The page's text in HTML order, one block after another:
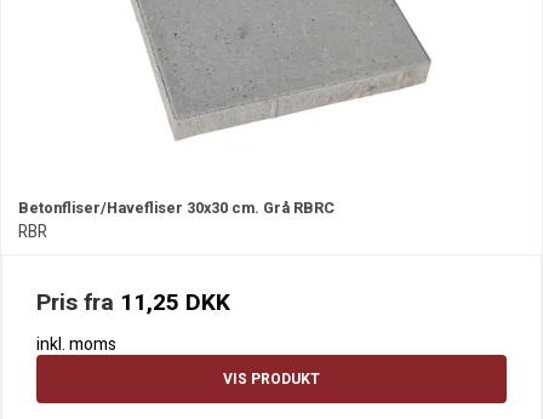
Betonfliser/Havefliser 30x30 cm. Grå RBRC
RBR
Pris fra 11,25 DKK
inkl. moms
VIS PRODUKT